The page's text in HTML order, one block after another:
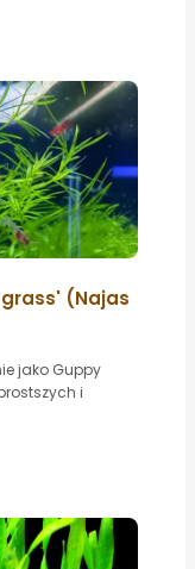
(Najas
jako Guppy
i